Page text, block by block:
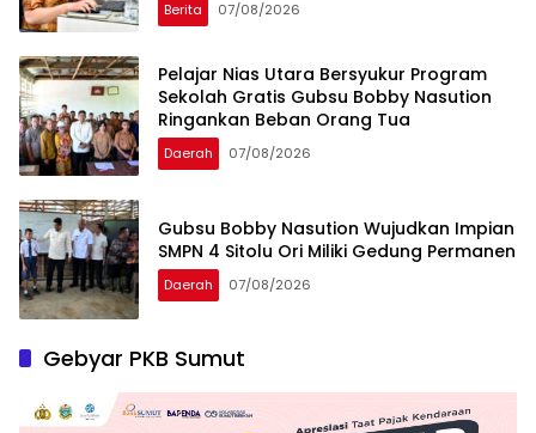
Berita 07/08/2026
Pelajar Nias Utara Bersyukur Program
Sekolah Gratis Gubsu Bobby Nasution
Ringankan Beban Orang Tua
Daerah 07/08/2026
Gubsu Bobby Nasution Wujudkan Impian
SMPN 4 Sitolu Ori Miliki Gedung Permanen
Daerah 07/08/2026
Gebyar PKB Sumut